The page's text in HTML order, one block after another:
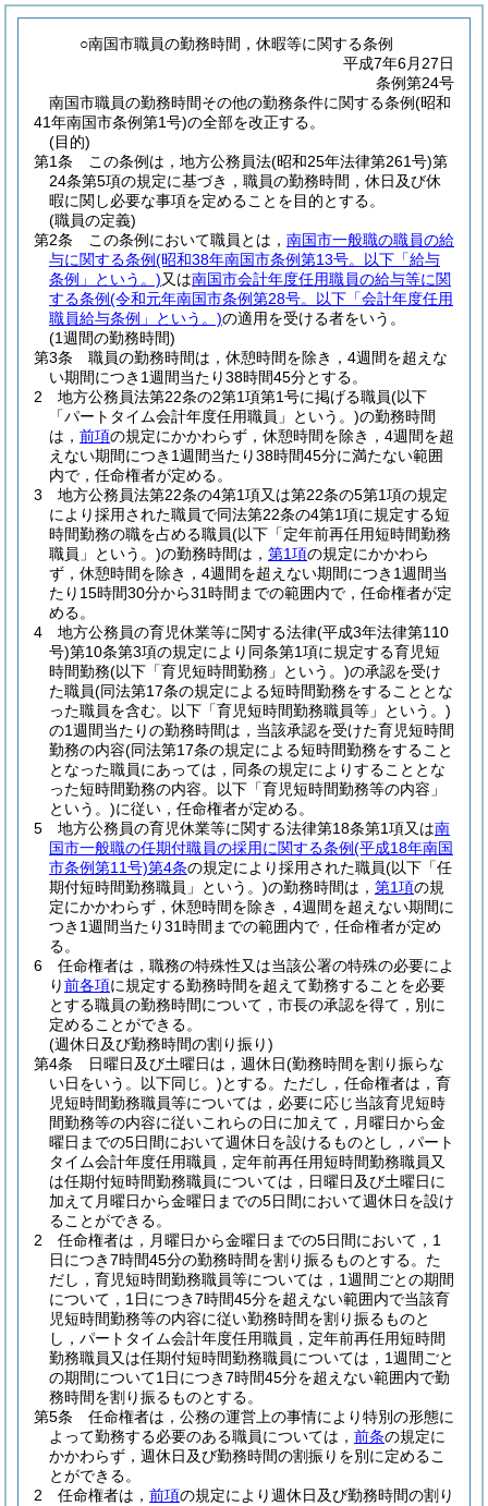
○南国市職員の勤務時間，休暇等に関する条例
平成7年6月27日
条例第24号
南国市職員の勤務時間その他の勤務条件に関する条例(昭和
41年南国市条例第1号)の全部を改正する。
(目的)
第1条
この条例は，地方公務員法(昭和25年法律第261号)第
24条第5項の規定に基づき，職員の勤務時間，休日及び休
暇に関し必要な事項を定めることを目的とする。
(職員の定義)
第2条
この条例において職員とは， 南国市一般職の職員の給
与に関する条例(昭和38年南国市条例第13号。以下「給与
条例」という。)又は南国市会計年度任用職員の給与等に関
する条例(令和元年南国市条例第28号。以下「会計年度任用
職員給与条例」という。)の適用を受ける者をいう。
(1週間の勤務時間)
第3条
職員の勤務時間は，休憩時間を除き，4週間を超えな
い期間につき1週間当たり38時間45分とする。
2
地方公務員法第22条の2第1項第1号に掲げる職員(以下
「パートタイム会計年度任用職員」という。)の勤務時間
は， 前項の規定にかかわらず，休憩時間を除き，4週間を超
えない期間につき1週間当たり38時間45分に満たない範囲
内で，任命権者が定める。
3
地方公務員法第22条の4第1項又は第22条の5第1項の規定
により採用された職員で同法第22条の4第1項に規定する短
時間勤務の職を占める職員(以下「定年前再任用短時間勤務
職員」という。)の勤務時間は， 第1項の規定にかかわら
ず，休憩時間を除き，4週間を超えない期間につき1週間当
たり15時間30分から31時間までの範囲内で，任命権者が定
める。
4
地方公務員の育児休業等に関する法律(平成3年法律第110
号)第10条第3項の規定により同条第1項に規定する育児短
時間勤務(以下「育児短時間勤務」という。)の承認を受け
た職員(同法第17条の規定による短時間勤務をすることとな
った職員を含む。以下「育児短時間勤務職員等」という。)
の1週間当たりの勤務時間は，当該承認を受けた育児短時間
勤務の内容(同法第17条の規定による短時間勤務をすること
となった職員にあっては，同条の規定によりすることとな
った短時間勤務の内容。以下「育児短時間勤務等の内容」
という。)に従い，任命権者が定める。
5
地方公務員の育児休業等に関する法律第18条第1項又は南
国市一般職の任期付職員の採用に関する条例(平成18年南国
市条例第11号)第4条の規定により採用された職員(以下「任
期付短時間勤務職員」という。)の勤務時間は， 第1項の規
定にかかわらず，休憩時間を除き，4週間を超えない期間に
つき1週間当たり31時間までの範囲内で，任命権者が定め
る。
6
任命権者は，職務の特殊性又は当該公署の特殊の必要によ
り前各項に規定する勤務時間を超えて勤務することを必要
とする職員の勤務時間について，市長の承認を得て，別に
定めることができる。
(週休日及び勤務時間の割り振り)
第4条
日曜日及び土曜日は，週休日(勤務時間を割り振らな
い日をいう。以下同じ。)とする。 ただし，任命権者は，育
児短時間勤務職員等については，必要に応じ当該育児短時
間勤務等の内容に従いこれらの日に加えて，月曜日から金
曜日までの5日間において週休日を設けるものとし，パート
タイム会計年度任用職員，定年前再任用短時間勤務職員又
は任期付短時間勤務職員については，日曜日及び土曜日に
加えて月曜日から金曜日までの5日間において週休日を設け
ることができる。
2
任命権者は，月曜日から金曜日までの5日間において，1
日につき7時間45分の勤務時間を割り振るものとする。 た
だし，育児短時間勤務職員等については，1週間ごとの期間
について，1日につき7時間45分を超えない範囲内で当該育
児短時間勤務等の内容に従い勤務時間を割り振るものと
し，パートタイム会計年度任用職員，定年前再任用短時間
勤務職員又は任期付短時間勤務職員については，1週間ごと
の期間について1日につき7時間45分を超えない範囲内で勤
務時間を割り振るものとする。
第5条
任命権者は，公務の運営上の事情により特別の形態に
よって勤務する必要のある職員については， 前条の規定に
かかわらず，週休日及び勤務時間の割振りを別に定めるこ
とができる。
2
任命権者は， 前項の規定により週休日及び勤務時間の割り